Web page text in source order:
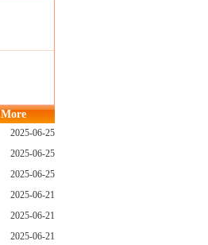
More
2025-06-25
2025-06-25
2025-06-25
2025-06-21
2025-06-21
2025-06-21